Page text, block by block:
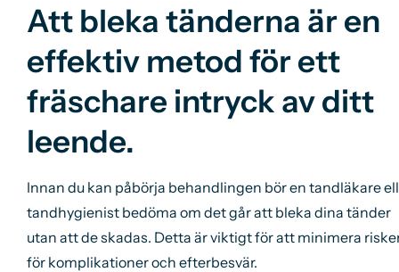
Att bleka tänderna är en
effektiv metod för ett
fräschare intryck av ditt
leende.
Innan du kan påbörja behandlingen bör en tandläkare
tandhygienist bedöma om det går att bleka dina tänder
utan att de skadas. Detta är viktigt för att minimera
för komplikationer och efterbesvär.